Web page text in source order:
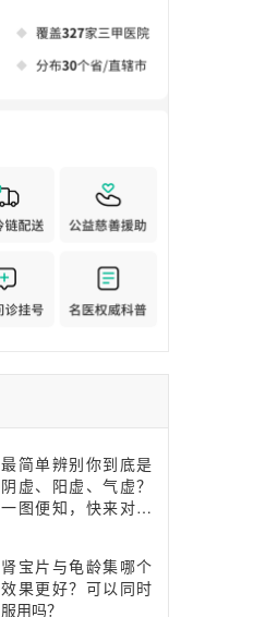
最简单辨别你到底是
阴虚、阳虚、气虚？
一图便知，快来对照
肾宝片与龟龄集哪个
效果更好？可以同时
服用吗？